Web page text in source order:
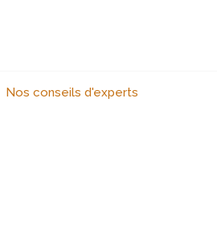
Nos conseils d'experts